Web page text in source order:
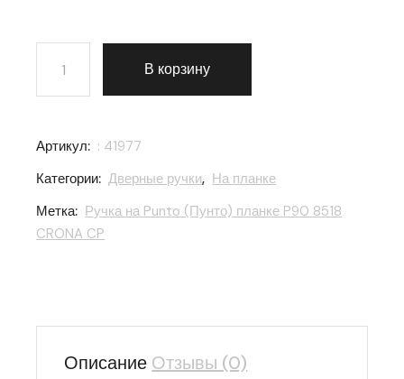
Количество товара Ручка на Punto (Пунто) планке
В корзину
Артикул: : 41977
Категории: Дверные ручки, На планке
Метка: Ручка на Punto (Пунто) планке P90 8518
CRONA CP
Описание Отзывы (0)